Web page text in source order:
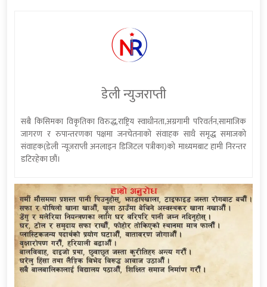
डेली न्युजराप्ती
सबै किसिमका विकृतिका विरुद्ध,राष्ट्रिय स्वाधीनता,अग्रगामी परिवर्तन,सामाजिक
जागरण र रुपान्तरणका पक्षमा जनचेतनाको संवाहक साथै समृद्ध समाजको
संवाहक(डेली न्यूजराप्ती अनलाइन डिजिटल पत्रीका)को माध्यमबाट हामी निरन्तर
डटिरहेका छौं।